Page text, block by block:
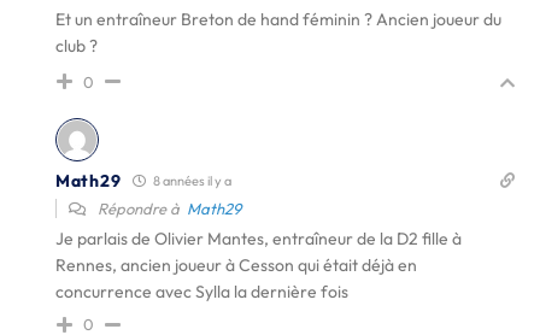
Et un entraîneur Breton de hand féminin ? Ancien joueur du
club ?
0
Math29 8 années il y a
Répondre à Math29
Je parlais de Olivier Mantes, entraîneur de la D2 fille à
Rennes, ancien joueur à Cesson qui était déjà en
concurrence avec Sylla la dernière fois
0